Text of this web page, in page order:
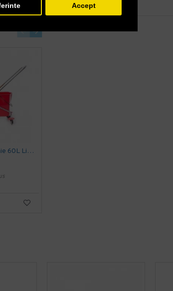
Accept
Carucior curatenie 60L Limpio